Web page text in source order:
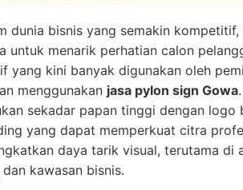
dunia bisnis yang semakin
untuk menarik perhatian calon
yang kini banyak digunakan oleh
menggunakan jasa pylon sign Gowa
sekadar papan tinggi dengan logo
yang dapat memperkuat citra
daya tarik visual, terutama di
kawasan bisnis.